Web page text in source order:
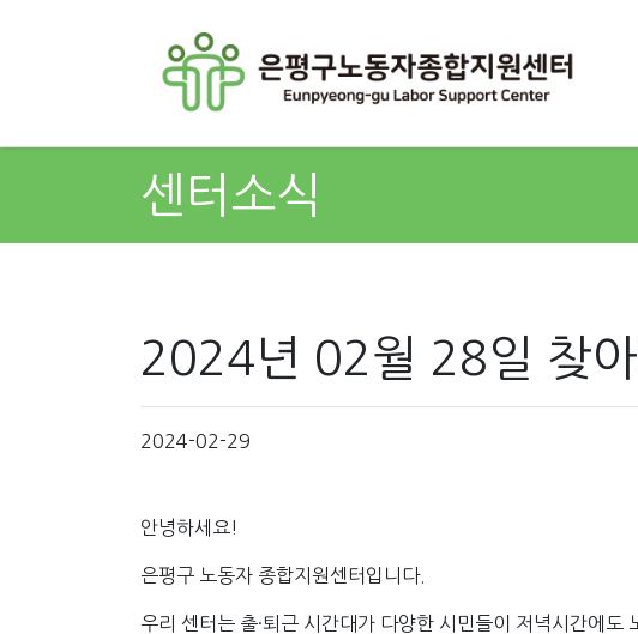
센터소식
2024년 02월 28일 찾
2024-02-29
안녕하세요!
은평구 노동자 종합지원센터입니다.
우리 센터는 출·퇴근 시간대가 다양한 시민들이 저녁시간에도